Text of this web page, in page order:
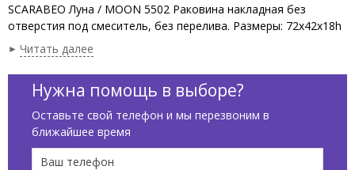
SCARABEO Луна / MOON 5502 Раковина накладная без
отверстия под смеситель, без перелива. Размеры: 72x42x18h
см. Рекомендуется установка на столешницу. Цвет Песок /
Sand.
Читать далее
Нужна помощь в выборе?
Оставьте свой телефон и мы перезвоним в
ближайшее время